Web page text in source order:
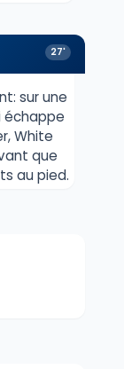
27'
sur une
échappe
White
que
au pied.